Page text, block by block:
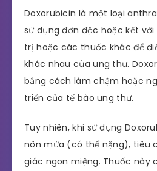
Doxorubicin là một loại
sử dụng đơn độc hoặc kết
trị hoặc các thuốc khác để
khác nhau của ung thư.
bằng cách làm chậm hoặc
triển của tế bào ung thư.
Tuy nhiên, khi sử dụng
nôn mửa (có thể nặng), tiêu
giác ngon miệng. Thuốc này